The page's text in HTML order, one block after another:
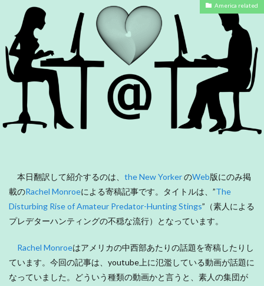
America related
本日翻訳して紹介するのは、 the New YorkerのWeb版にのみ掲
載のRachel Monroeによる寄稿記事です。タイトルは、”The
Disturbing Rise of Amateur Predator-Hunting Stings”（素人による
プレデターハンティングの不穏な流行）となっています。
Rachel Monroeはアメリカの中西部あたりの話題を寄稿したりし
ています。今回の記事は、youtube上に氾濫している動画が話題に
なっていました。どういう種類の動画かと言うと、素人の集団が